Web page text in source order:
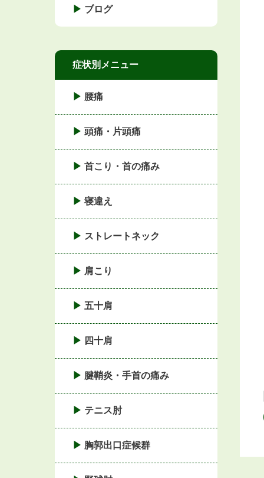
ブログ
症状別メニュー
腰痛
頭痛・片頭痛
首こり・首の痛み
寝違え
ストレートネック
肩こり
五十肩
四十肩
腱鞘炎・手首の痛み
テニス肘
胸郭出口症候群